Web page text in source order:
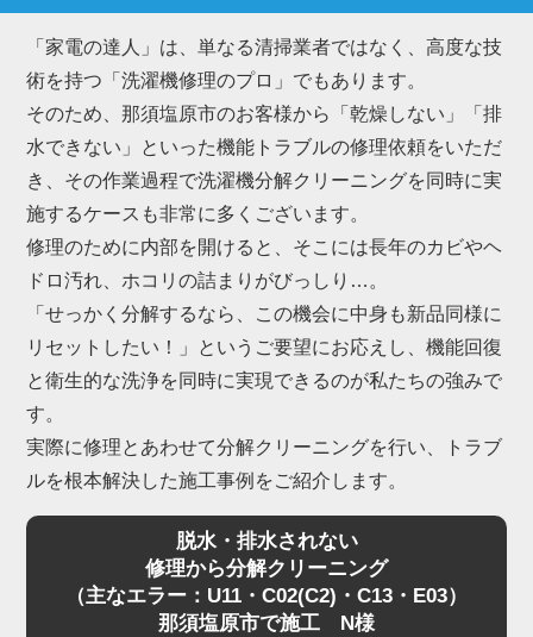
これらは内部のダクトや熱交換器にホコリが詰まる
ことが主な原因で、放置すると故障に繋がります。
また、排水ホース内部に繊維くずやヘドロ状の汚れ
が溜まり、「排水されない」「排水エラーが出る」
という不具合も那須塩原市で急増しています。
これらは構造上、ご家庭でのお手入れには限界があ
るため、プロによる洗濯機分解クリーニングが不可
欠です。
「家電の達人」では、那須塩原市にて数多くの洗濯
機分解クリーニングを行い、内部の深刻な詰まりを
もちろん、ドラム特有の嫌なニオイや黒カビも一
掃。
「家電の達人」は、単なる清掃業者ではなく、高度な技
術を持つ「洗濯機修理のプロ」でもあります。
そのため、那須塩原市のお客様から「乾燥しない」「排
水できない」といった機能トラブルの修理依頼をいただ
き、その作業過程で洗濯機分解クリーニングを同時に実
施するケースも非常に多くございます。
修理のために内部を開けると、そこには長年のカビやヘ
ドロ汚れ、ホコリの詰まりがびっしり…。
「せっかく分解するなら、この機会に中身も新品同様に
リセットしたい！」というご要望にお応えし、機能回復
と衛生的な洗浄を同時に実現できるのが私たちの強みで
す。
実際に修理とあわせて分解クリーニングを行い、トラブ
ルを根本解決した施工事例をご紹介します。
脱水・排水されない
修理から分解クリーニング
（主なエラー：U11・C02(C2)・C13・E03）
那須塩原市で施工 N様